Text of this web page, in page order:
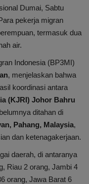
Dumai, Sabtu
pekerja migran
termasuk dua
air.
Indonesia (BP3MI)
, menjelaskan bahwa
koordinasi antara
(KJRI) Johor Bahru
ditahan di
Pahang, Malaysia,
dan ketenagakerjaan.
daerah, di antaranya
Riau 2 orang, Jambi 4
orang, Jawa Barat 6